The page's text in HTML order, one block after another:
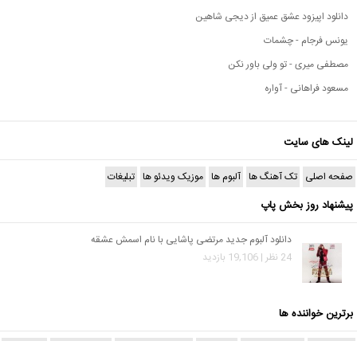
دانلود اپیزود عشق عمیق از دیجی شاهین
یونس فرجام - چشمات
مصطفی میری - تو ولی باور نکن
مسعود فراهانی - آواره
لینک های سایت
صفحه اصلی تک آهنگ ها آلبوم ها موزیک ویدئو ها تبلیغات
پیشنهاد روز بخش پاپ
دانلود آلبوم جدید مرتضی پاشایی با نام اسمش عشقه
24 نظر | 19,106 بازدید
برترین خواننده ها